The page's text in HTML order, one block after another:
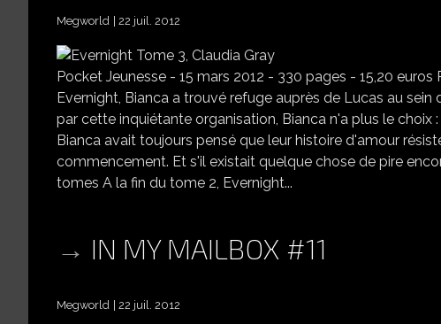
Megworld 22 juil. 2012
Pocket Jeunesse - 15 mars 2012 - 330 pages - 15,20
Evernight, Bianca a trouvé refuge auprès de Lucas au
par cette inquiétante organisation, Bianca n'a plus le
Bianca avait toujours pensé que leur histoire d'amour
commencement. Et s'il existait quelque chose de pire
tomes A la fin du tome 2, Evernight...
IN MY MAILBOX #11
Megworld 22 juil. 2012